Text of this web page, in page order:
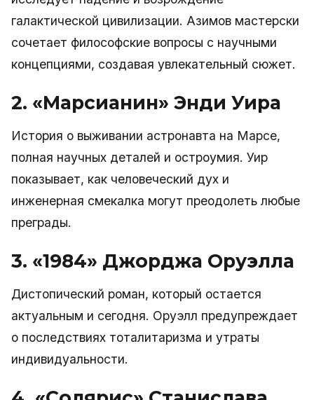
галактической цивилизации. Азимов мастерски
сочетает философские вопросы с научными
концепциями, создавая увлекательный сюжет.
2. «Марсианин» Энди Уира
История о выживании астронавта на Марсе,
полная научных деталей и остроумия. Уир
показывает, как человеческий дух и
инженерная смекалка могут преодолеть любые
преграды.
3. «1984» Джорджа Оруэлла
Дистопический роман, который остается
актуальным и сегодня. Оруэлл предупреждает
о последствиях тоталитаризма и утраты
индивидуальности.